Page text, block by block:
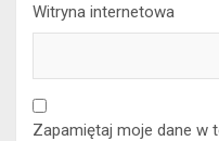
Witryna internetowa
Zapamiętaj moje dane w